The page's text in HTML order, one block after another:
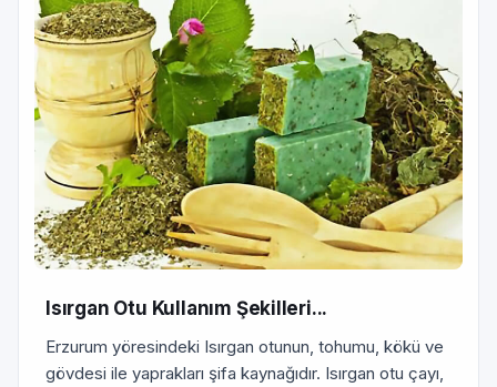
Isırgan Otu Kullanım Şekilleri...
Erzurum yöresindeki Isırgan otunun, tohumu, kökü ve
gövdesi ile yaprakları şifa kaynağıdır. Isırgan otu çayı,